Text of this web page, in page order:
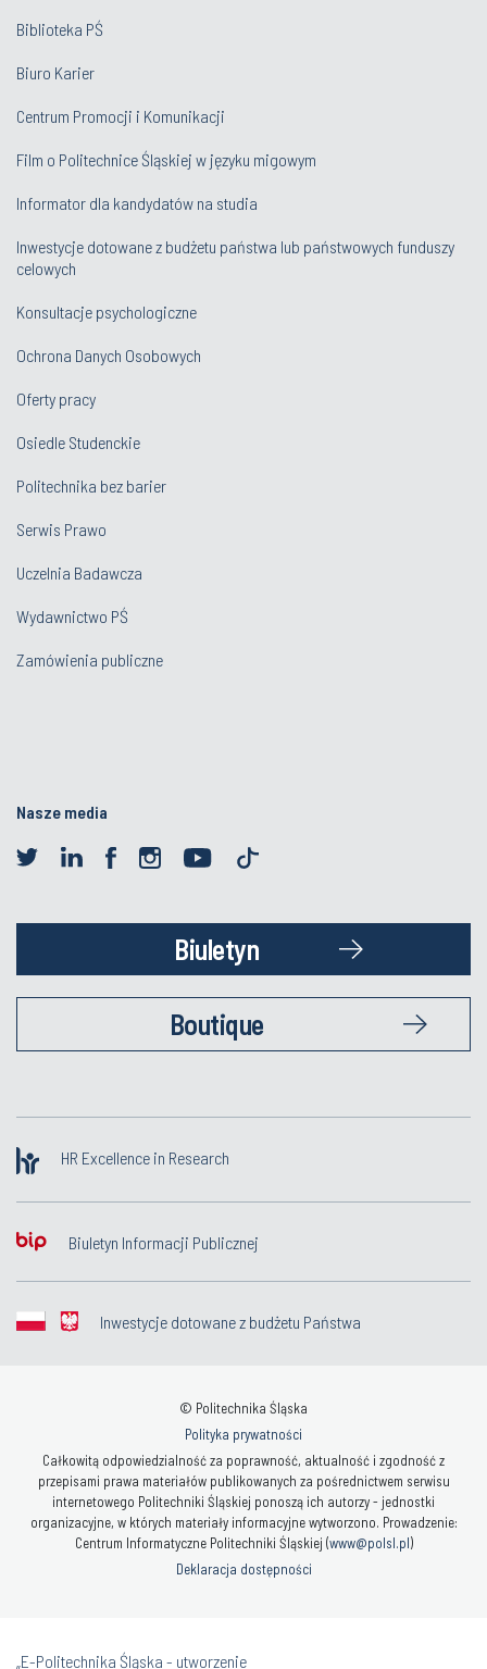
Biblioteka PŚ
Biuro Karier
Centrum Promocji i Komunikacji
Film o Politechnice Śląskiej w języku migowym
Informator dla kandydatów na studia
Inwestycje dotowane z budżetu państwa lub państwowych funduszy
celowych
Konsultacje psychologiczne
Ochrona Danych Osobowych
Oferty pracy
Osiedle Studenckie
Politechnika bez barier
Serwis Prawo
Uczelnia Badawcza
Wydawnictwo PŚ
Zamówienia publiczne
Nasze media
Biuletyn
Boutique
HR Excellence in Research
Biuletyn Informacji Publicznej
Inwestycje dotowane z budżetu Państwa
© Politechnika Śląska
Polityka prywatności
Całkowitą odpowiedzialność za poprawność, aktualność i zgodność z
przepisami prawa materiałów publikowanych za pośrednictwem serwisu
internetowego Politechniki Śląskiej ponoszą ich autorzy - jednostki
organizacyjne, w których materiały informacyjne wytworzono. Prowadzenie:
Centrum Informatyczne Politechniki Śląskiej (www@polsl.pl)
Deklaracja dostępności
„E-Politechnika Śląska - utworzenie